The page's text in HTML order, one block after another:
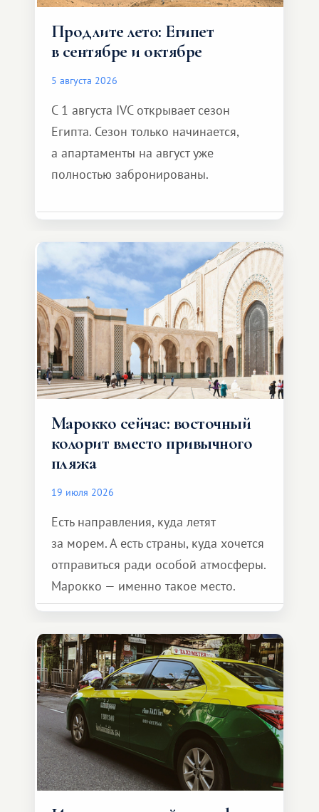
Продлите лето: Египет
в сентябре и октябре
5 августа 2026
С 1 августа IVC открывает сезон
Египта. Сезон только начинается,
а апартаменты на август уже
полностью забронированы.
Марокко сейчас: восточный
колорит вместо привычного
пляжа
19 июля 2026
Есть направления, куда летят
за морем. А есть страны, куда хочется
отправиться ради особой атмосферы.
Марокко — именно такое место.